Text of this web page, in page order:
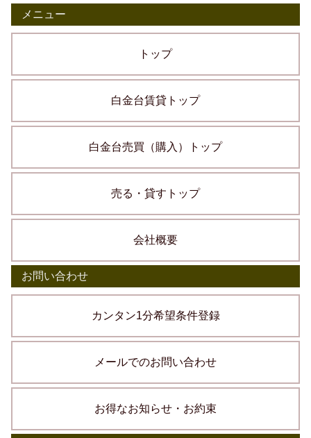
メニュー
トップ
白金台賃貸トップ
白金台売買（購入）トップ
売る・貸すトップ
会社概要
お問い合わせ
カンタン1分希望条件登録
メールでのお問い合わせ
お得なお知らせ・お約束